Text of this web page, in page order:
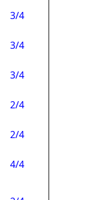
3/4
3/4
3/4
2/4
2/4
4/4